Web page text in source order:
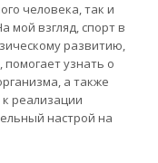
человека, так и
мой взгляд, спорт в
развитию,
узнать о
а также
реализации
настрой на